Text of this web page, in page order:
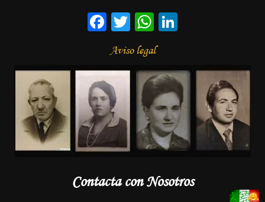
Facebook
TwitterWhatsApp
Aviso legal
Contacta con Nosotros